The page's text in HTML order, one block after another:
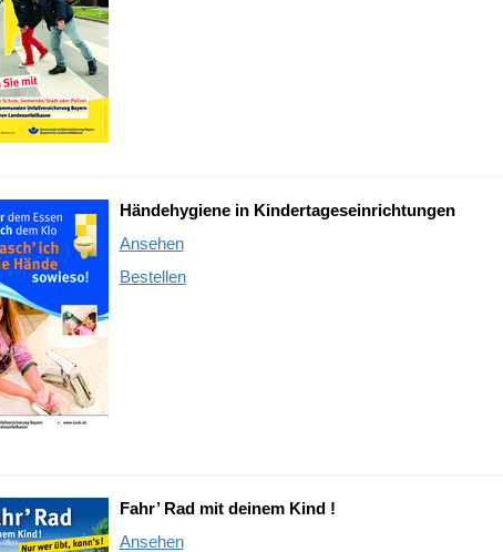
Händehygiene in Kindertageseinrichtungen
Ansehen
Bestellen
Fahr’ Rad mit deinem Kind !
Ansehen